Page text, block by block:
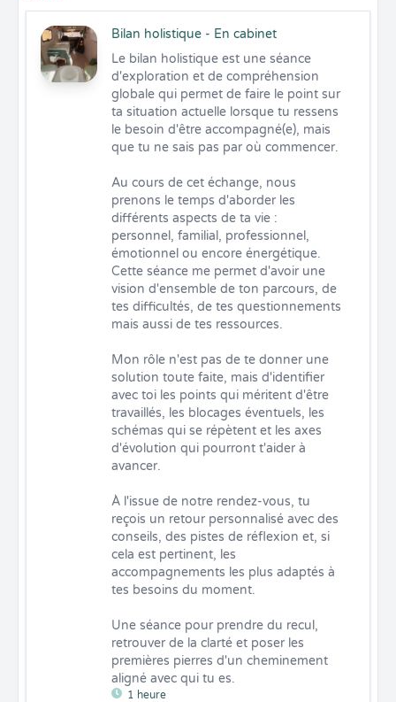
Bilan holistique - En cabinet
1 heure
Le bilan holistique est une séance
d'exploration et de compréhension
globale qui permet de faire le point sur
ta situation actuelle lorsque tu ressens
le besoin d'être accompagné(e), mais
que tu ne sais pas par où commencer.
Au cours de cet échange, nous
prenons le temps d'aborder les
différents aspects de ta vie :
personnel, familial, professionnel,
émotionnel ou encore énergétique.
Cette séance me permet d'avoir une
vision d'ensemble de ton parcours, de
tes difficultés, de tes questionnements
mais aussi de tes ressources.
Mon rôle n'est pas de te donner une
solution toute faite, mais d'identifier
avec toi les points qui méritent d'être
travaillés, les blocages éventuels, les
schémas qui se répètent et les axes
d'évolution qui pourront t'aider à
avancer.
À l'issue de notre rendez-vous, tu
reçois un retour personnalisé avec des
conseils, des pistes de réflexion et, si
cela est pertinent, les
accompagnements les plus adaptés à
tes besoins du moment.
Une séance pour prendre du recul,
retrouver de la clarté et poser les
premières pierres d'un cheminement
aligné avec qui tu es.